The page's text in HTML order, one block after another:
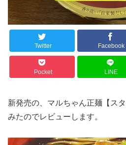
Twitter Facebook
Pocket LINE
新発売の、マルちゃん正麺【ス
みたのでレビューします。